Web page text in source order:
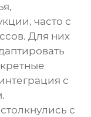
часто с
Для них
с
с